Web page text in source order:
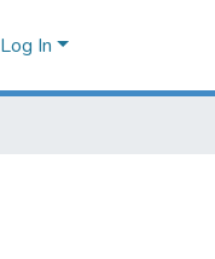
Log In